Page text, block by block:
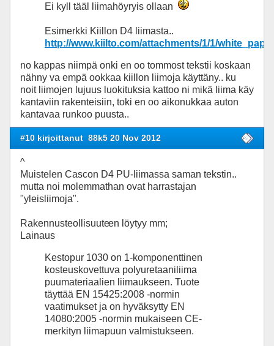
Ei kyll tääl liimahöyryis ollaan
Esimerkki Kiillon D4 liimasta..
http://www.kiilto.com/attachments/1/1/
no kappas niimpä onki en oo tommost tekstii koskaan
nähny va empä ookkaa kiillon liimoja käyttäny.. ku
noit liimojen lujuus luokituksia kattoo ni mikä liima käy
kantaviin rakenteisiin, toki en oo aikonukkaa auton
kantavaa runkoo puusta..
#10 kirjoittanut 88k5 20 Nov 2012
^
Muistelen Cascon D4 PU-liimassa saman tekstin..
mutta noi molemmathan ovat harrastajan
"yleisliimoja".
Rakennusteollisuuteen löytyy mm;
Lainaus
Kestopur 1030 on 1-komponenttinen
kosteuskovettuva polyuretaaniliima
puumateriaalien liimaukseen. Tuote
täyttää EN 15425:2008 -normin
vaatimukset ja on hyväksytty EN
14080:2005 -normin mukaiseen CE-
merkityn liimapuun valmistukseen.